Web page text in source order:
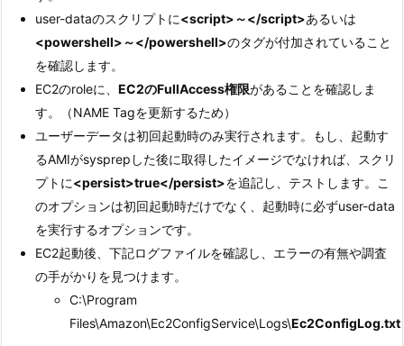
user-dataのスクリプトに<script>～</script>あるいは
<powershell>～</powershell>のタグが付加されていること
を確認します。
EC2のroleに、 EC2のFullAccess権限があることを確認しま
す。（NAME Tagを更新するため）
ユーザーデータは初回起動時のみ実行されます。もし、起動す
るAMIがsysprepした後に取得したイメージでなければ、スクリ
プトに<persist>true</persist>を追記し、テストします。こ
のオプションは初回起動時だけでなく、起動時に必ずuser-data
を実行するオプションです。
EC2起動後、下記ログファイルを確認し、エラーの有無や調査
の手がかりを見つけます。
C:\Program
Files\Amazon\Ec2ConfigService\Logs\Ec2ConfigLog.txt